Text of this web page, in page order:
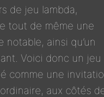
de jeu lambda,
tout de même une
notable, ainsi qu’un
Voici donc un jeu
comme une
aux côtés